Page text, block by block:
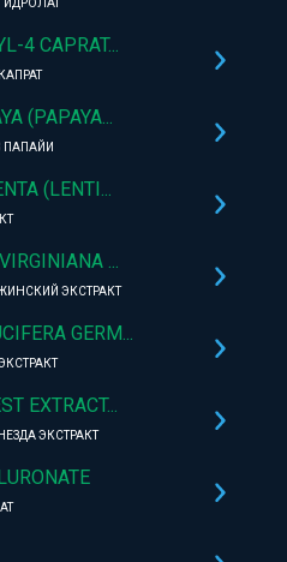
4 CAPRAT...
(PAPAYA...
ПАПАЙИ
(LENTI...
...
ЭКСТРАКТ
GERM...
EXTRACT...
ЭКСТРАКТ